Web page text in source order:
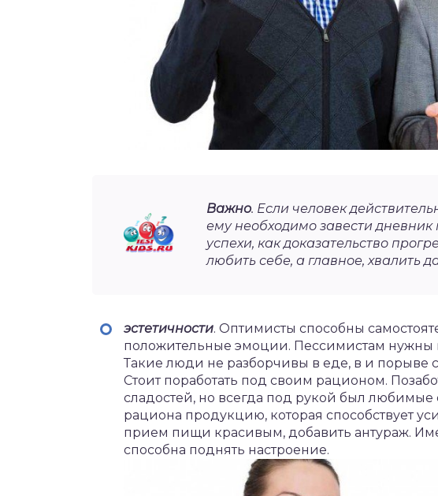
Важно. Если человек
ему необходимо завести
успехи, как доказательство
любить себе, а главное, хвалить
эстетичности. Оптимисты способны
положительные эмоции. Пессимистам нужны
Такие люди не разборчивы в еде, в и порыве
Стоит поработать под своим рационом.
сладостей, но всегда под рукой был любимые
рациона продукцию, которая способствует
прием пищи красивым, добавить антураж.
способна поднять настроение.